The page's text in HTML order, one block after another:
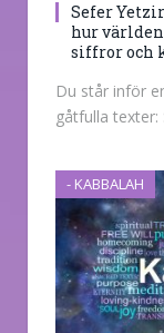
Sefer
hur
siffror och
Du står inför
gåtfulla
- KABBALAH